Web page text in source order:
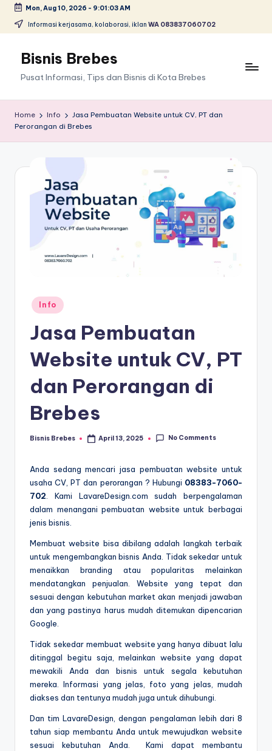
Skip
content
Mon, Aug 10, 2026 - 9:01:03 AM
Informasi kerjasama, kolaborasi, iklan WA 083837060702
Bisnis Brebes
Pusat Informasi, Tips dan Bisnis di Kota Brebes
Home Info
Jasa Pembuatan Website untuk CV, PT dan
Perorangan di Brebes
Posted
in
Info
Jasa Pembuatan
Website untuk CV, PT
dan Perorangan di
Brebes
Posted
Bisnis Brebes April 13, 2025 No Comments
Anda sedang mencari jasa pembuatan website untuk
usaha CV, PT dan perorangan ? Hubungi 08383-7060-
702. Kami LavareDesign.com sudah berpengalaman
dalam menangani pembuatan website untuk berbagai
jenis bisnis.
Membuat website bisa dibilang adalah langkah terbaik
untuk mengembangkan bisnis Anda. Tidak sekedar untuk
menaikkan branding atau popularitas melainkan
mendatangkan penjualan. Website yang tepat dan
sesuai dengan kebutuhan market akan menjadi jawaban
dan yang pastinya harus mudah ditemukan dipencarian
Google.
Tidak sekedar membuat website yang hanya dibuat lalu
ditinggal begitu saja, melainkan website yang dapat
mewakili Anda dan bisnis untuk segala kebutuhan
mereka. Informasi yang jelas, foto yang jelas, mudah
diakses dan tentunya mudah juga untuk dihubungi.
Dan tim LavareDesign, dengan pengalaman lebih dari 8
tahun siap membantu Anda untuk mewujudkan website
sesuai kebutuhan Anda. Kami dapat membantu